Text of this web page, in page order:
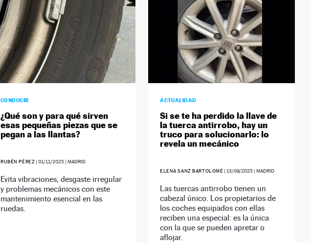
CONDUCIR
¿Qué son y para qué sirven
esas pequeñas piezas que se
pegan a las llantas?
RUBÉN PÉREZ |01/11/2025 | MADRID
Evita vibraciones, desgaste irregular
y problemas mecánicos con este
mantenimiento esencial en las
ruedas.
ACTUALIDAD
Si se te ha perdido la llave de
la tuerca antirrobo, hay un
truco para solucionarlo: lo
revela un mecánico
ELENA SANZ BARTOLOMÉ | 13/09/2025 | MADRID
Las tuercas antirrobo tienen un
cabezal único. Los propietarios de
los coches equipados con ellas
reciben una especial: es la única
con la que se pueden apretar o
aflojar.